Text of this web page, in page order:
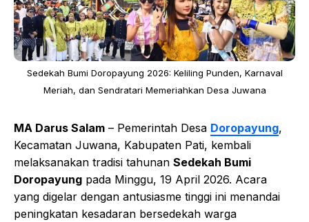
Sedekah Bumi Doropayung 2026: Keliling Punden, Karnaval
Meriah, dan Sendratari Memeriahkan Desa Juwana
MA Darus Salam – Pemerintah Desa Doropayung,
Kecamatan Juwana, Kabupaten Pati, kembali
melaksanakan tradisi tahunan Sedekah Bumi
Doropayung pada Minggu, 19 April 2026. Acara
yang digelar dengan antusiasme tinggi ini menandai
peningkatan kesadaran bersedekah warga